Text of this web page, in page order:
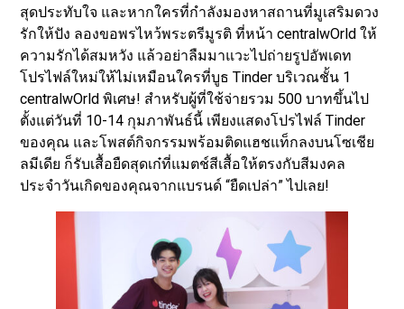
สุดประทับใจ และหากใครที่กำลังมองหาสถานที่มูเสริมดวง
รักให้ปัง ลองขอพรไหว้พระตรีมูรติ ที่หน้า centralwOrld ให้
ความรักได้สมหวัง แล้วอย่าลืมมาแวะไปถ่ายรูปอัพเดท
โปรไฟล์ใหม่ให้ไม่เหมือนใครที่บูธ Tinder บริเวณชั้น 1
centralwOrld พิเศษ! สำหรับผู้ที่ใช้จ่ายรวม 500 บาทขึ้นไป
ตั้งแต่วันที่ 10-14 กุมภาพันธ์นี้ เพียงแสดงโปรไฟล์ Tinder
ของคุณ และโพสต์กิจกรรมพร้อมติดแฮชแท็กลงบนโซเชีย
ลมีเดีย ก็รับเสื้อยืดสุดเก๋ที่แมตช์สีเสื้อให้ตรงกับสีมงคล
ประจำวันเกิดของคุณจากแบรนด์ “ยืดเปล่า” ไปเลย!